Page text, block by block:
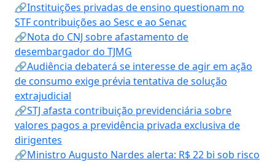
🔗Instituições privadas de ensino questionam no
STF contribuições ao Sesc e ao Senac
🔗Nota do CNJ sobre afastamento de
desembargador do TJMG
🔗Audiência debaterá se interesse de agir em ação
de consumo exige prévia tentativa de solução
extrajudicial
🔗STJ afasta contribuição previdenciária sobre
valores pagos a previdência privada exclusiva de
dirigentes
🔗Ministro Augusto Nardes alerta: R$ 22 bi sob risco